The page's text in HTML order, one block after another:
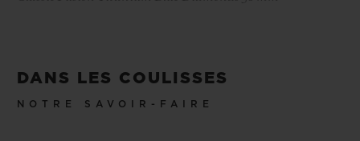
DANS LES COULISSES
NOTRE SAVOIR-FAIRE